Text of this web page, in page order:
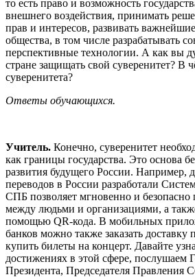
то есть право и возможность
внешнего воздействия, принимать
прав и интересов, развивать
общества, в том числе разрабатывать
перспективные технологии. А как вы
стране защищать свой суверенитет? В
суверенитета?
Ответы обучающихся.
Учитель. Конечно, суверенитет
как границы государства. Это основа
развития будущего России. Например,
переводов в России разработали
СПБ позволяет мгновенно и безопасно
между людьми и организациями, а
помощью QR-кода. В мобильных
банков можно также заказать доставку
купить билеты на концерт. Давайте
достижениях в этой сфере, послушаем
Президента, Председателя Правления